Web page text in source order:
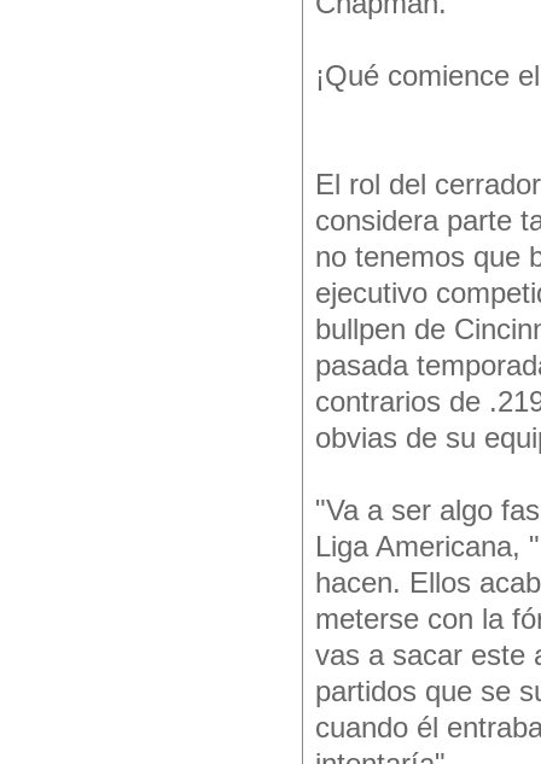
¡Qué comience
El rol del
considera parte
no tenemos que
ejecutivo
bullpen de
pasada
contrarios de
obvias de su
"Va a ser algo
Liga Americana,
hacen. Ellos
meterse con la
vas a sacar este
partidos que se
cuando él